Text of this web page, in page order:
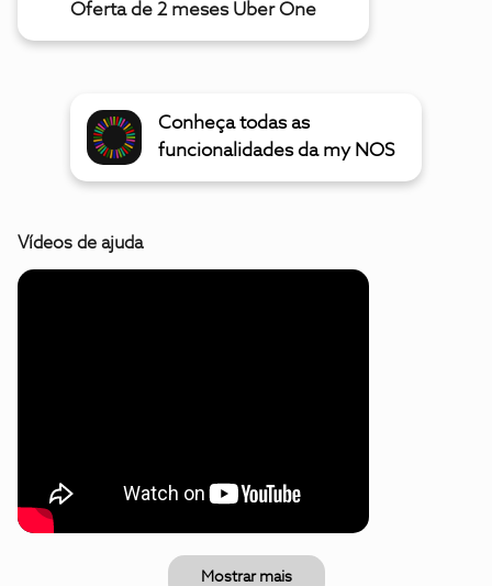
Oferta de 2 meses Uber One
Conheça todas as
funcionalidades da my NOS
Vídeos de ajuda
Mostrar mais